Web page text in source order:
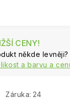
CENY!
někde levněji?
a barvu a
Záruka: 24